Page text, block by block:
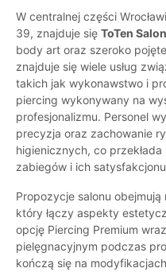
W centralnej części
39, znajduje się ToTen Salon
body art oraz szeroko
znajduje się wiele usług
takich jak wykonawstwo i
piercing wykonywany na
profesjonalizmu. Personel
precyzja oraz zachowanie
higienicznych, co
zabiegów i ich
Propozycje salonu
który łączy aspekty
opcję Piercing Premium
pielęgnacyjnym podczas
kończą się na modyfikacjach